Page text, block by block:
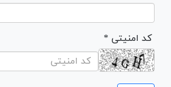
* کد امنیتی